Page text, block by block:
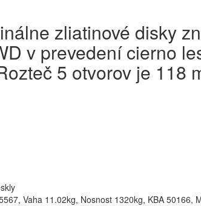
zliatinové disky
v prevedení cierno
5 otvorov je 118
Vaha 11.02kg, Nosnost 1320kg, KBA